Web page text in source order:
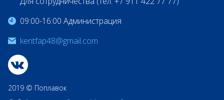
09:00-16:00 Администрация
kentfap48@gmail.com
2019 © Поплавок